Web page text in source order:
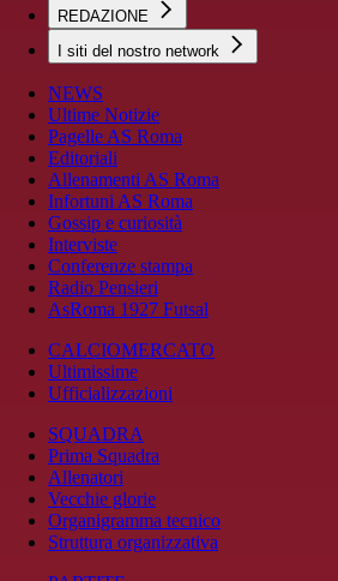
REDAZIONE
I siti del nostro network
NEWS
Ultime Notizie
Pagelle AS Roma
Editoriali
Allenamenti AS Roma
Infortuni AS Roma
Gossip e curiosità
Interviste
Conferenze stampa
Radio Pensieri
AsRoma 1927 Futsal
CALCIOMERCATO
Ultimissime
Ufficializzazioni
SQUADRA
Prima Squadra
Allenatori
Vecchie glorie
Organigramma tecnico
Struttura organizzativa